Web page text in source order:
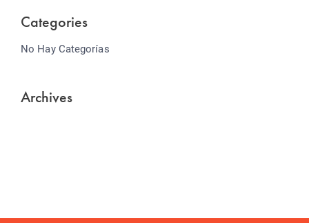
Categories
No Hay Categorías
Archives